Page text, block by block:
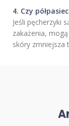
4. Czy
Jeśli pęcherzyki
zakażenia,
skóry zmniejsza